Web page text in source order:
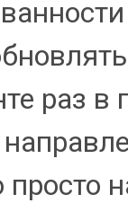
раз в